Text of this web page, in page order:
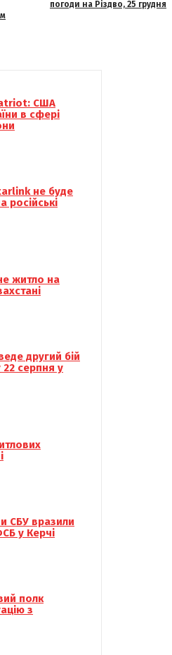
погоди на Різдво, 25 грудня
США
в сфері
не буде
російські
житло на
другий бій
серпня у
СБУ вразили
у Керчі
полк
з